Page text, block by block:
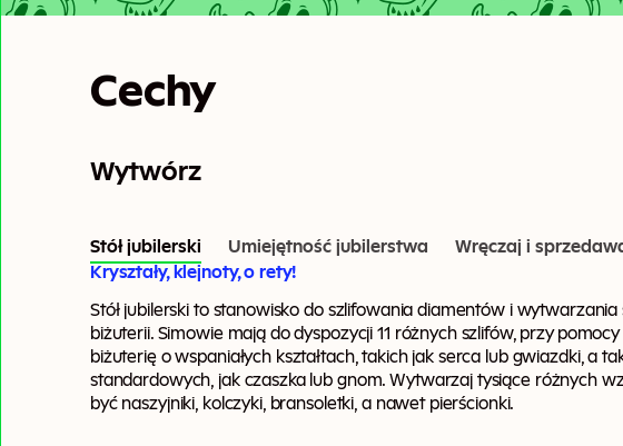
Cechy
Wytwórz
Stół jubilerski Umiejętność jubilerstwa
Wręczaj i
Kryształy, klejnoty, o rety!
Stół jubilerski to stanowisko do szlifowania diamentów i
biżuterii. Simowie mają do dyspozycji 11 różnych szlifów, przy
biżuterię o wspaniałych kształtach, takich jak serca lub gwiazdki, a
standardowych, jak czaszka lub gnom. Wytwarzaj tysiące różnych
być naszyjniki, kolczyki, bransoletki, a nawet pierścionki.